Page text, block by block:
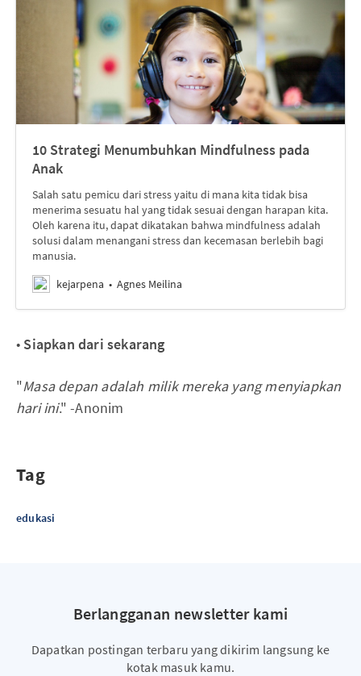
10 Strategi Menumbuhkan Mindfulness pada
Anak
Salah satu pemicu dari stress yaitu di mana kita tidak bisa
menerima sesuatu hal yang tidak sesuai dengan harapan kita.
Oleh karena itu, dapat dikatakan bahwa mindfulness adalah
solusi dalam menangani stress dan kecemasan berlebih bagi
manusia.
kejarpena
Agnes Meilina
• Siapkan dari sekarang
"Masa depan adalah milik mereka yang menyiapkan
hari ini." -Anonim
Tag
edukasi
Berlangganan newsletter kami
Dapatkan postingan terbaru yang dikirim langsung ke
kotak masuk kamu.